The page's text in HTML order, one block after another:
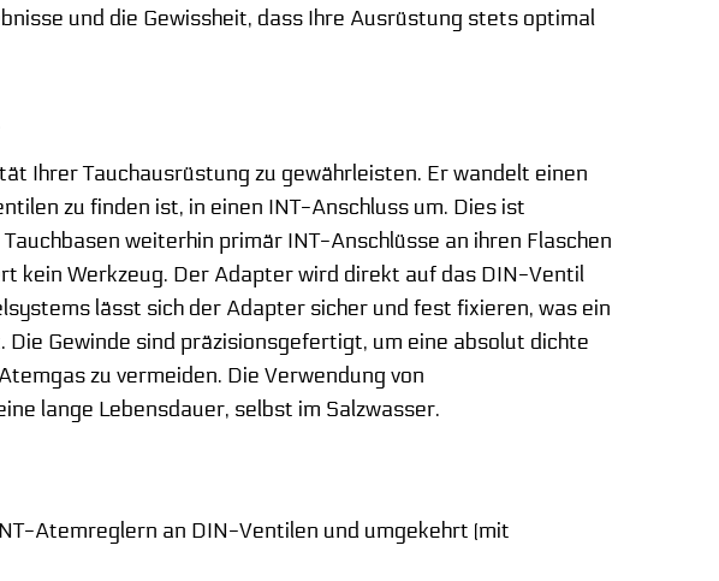
und die Gewissheit, dass Ihre Ausrüstung stets optimal
Ihrer Tauchausrüstung zu gewährleisten. Er wandelt einen
zu finden ist, in einen INT-Anschluss um. Dies ist
weiterhin primär INT-Anschlüsse an ihren Flaschen
kein Werkzeug. Der Adapter wird direkt auf das DIN-Ventil
lässt sich der Adapter sicher und fest fixieren, was ein
Gewinde sind präzisionsgefertigt, um eine absolut dichte
zu vermeiden. Die Verwendung von
lange Lebensdauer, selbst im Salzwasser.
Atemreglern an DIN-Ventilen und umgekehrt (mit